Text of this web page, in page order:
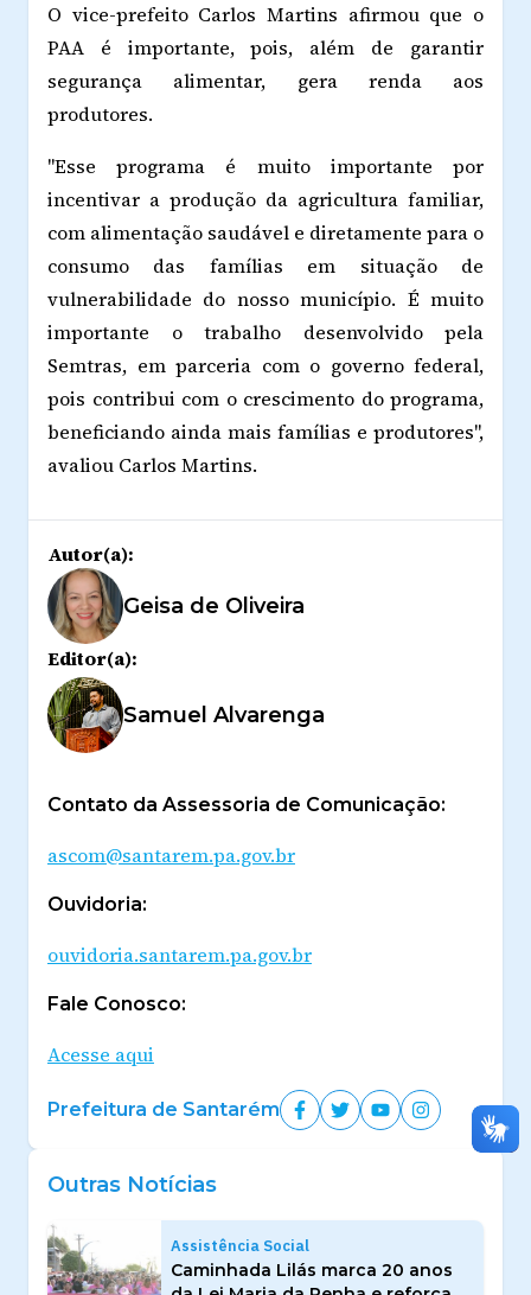
O vice-prefeito Carlos Martins afirmou que o
PAA é importante, pois, além de garantir
segurança alimentar, gera renda aos
produtores.
"Esse programa é muito importante por
incentivar a produção da agricultura familiar,
com alimentação saudável e diretamente para o
consumo das famílias em situação de
vulnerabilidade do nosso município. É muito
importante o trabalho desenvolvido pela
Semtras, em parceria com o governo federal,
pois contribui com o crescimento do programa,
beneficiando ainda mais famílias e produtores",
avaliou Carlos Martins.
Autor(a):
Geisa de Oliveira
Editor(a):
Samuel Alvarenga
Contato da Assessoria de Comunicação:
ascom@santarem.pa.gov.br
Ouvidoria:
ouvidoria.santarem.pa.gov.br
Fale Conosco:
Acesse aqui
Prefeitura de Santarém
Outras Notícias
Assistência Social
Caminhada Lilás marca 20 anos